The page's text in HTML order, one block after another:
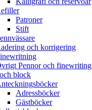
Patroner
Stift
och korrigering
Pennor och finewriting
block
Adressböcker
Gästböcker